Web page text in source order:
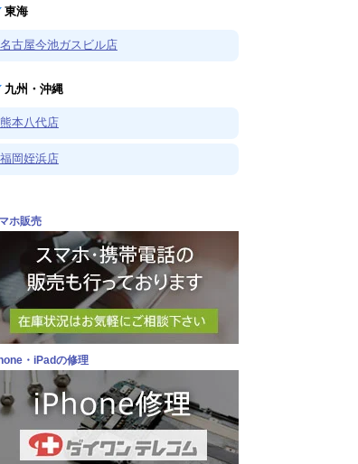
東海
名古屋今池ガスビル店
九州・沖縄
熊本八代店
福岡姪浜店
ホ販売
・iPadの修理